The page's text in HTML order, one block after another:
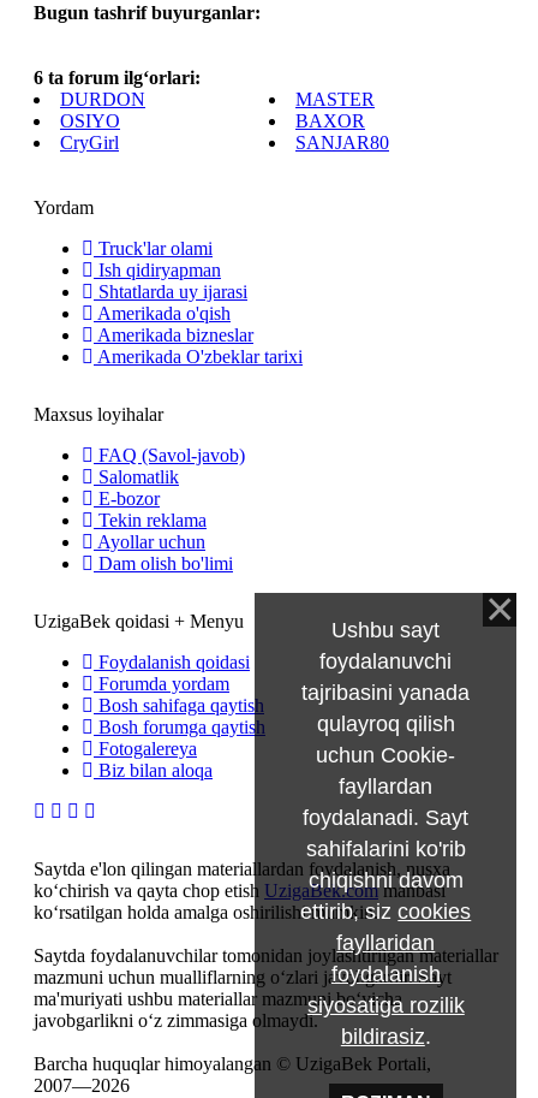
Bugun tashrif buyurganlar:
6 ta forum ilg‘orlari:
DURDON
MASTER
OSIYO
BAXOR
CryGirl
SANJAR80
Yordam
Truck'lar olami
Ish qidiryapman
Shtatlarda uy ijarasi
Amerikada o'qish
Amerikada bizneslar
Amerikada O'zbeklar tarixi
Maxsus loyihalar
FAQ (Savol-javob)
Salomatlik
E-bozor
Tekin reklama
Ayollar uchun
Dam olish bo'limi
UzigaBek qoidasi + Menyu
Foydalanish qoidasi
Forumda yordam
Bosh sahifaga qaytish
Bosh forumga qaytish
Fotogalereya
Biz bilan aloqa
Saytda e'lon qilingan materiallardan foydalanish, nusxa
ko‘chirish va qayta chop etish UzigaBek.commanbasi
ko‘rsatilgan holda amalga oshirilishi mumkin.
Saytda foydalanuvchilar tomonidan joylashtirilgan materiallar
mazmuni uchun mualliflarning o‘zlari javobgardir. Sayt
ma'muriyati ushbu materiallar mazmuni bo‘yicha
javobgarlikni o‘z zimmasiga olmaydi.
Barcha huquqlar himoyalangan © UzigaBek Portali,
2007—2026
Ushbu sayt
foydalanuvchi
tajribasini yanada
qulayroq qilish
uchun Cookie-
fayllardan
foydalanadi. Sayt
sahifalarini ko'rib
chiqishni davom
ettirib, sizcookies
fayllaridan
foydalanish
siyosatiga rozilik
bildirasiz.